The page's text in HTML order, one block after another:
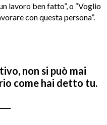
lavoro ben fatto”, o “Voglio
con questa persona”.
non si può mai
come hai detto tu.